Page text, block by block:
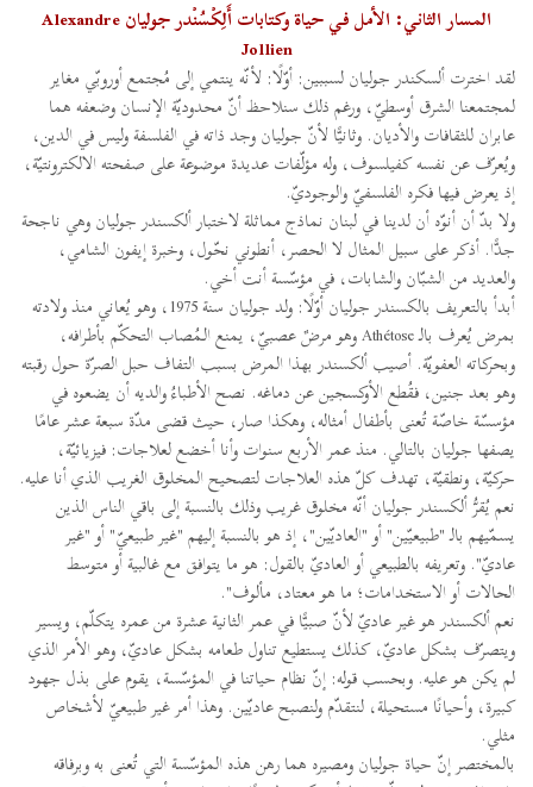
المسار الثاني: الأمل في حياة وكتابات أَلِكْسُنْدر جوليان Alexandre
Jollien
لقد اخترت ألسكندر جوليان لسببين: أوّلًا: لأنّه ينتمي إلى مُجتمع أوروبّي مغاير
لمجتمعنا الشرق أوسطيّ، ورغم ذلك سنلاحظ أنّ محدوديّة الإنسان وضعفه هما
عابران للثقافات والأديان. وثانيًّا لأنّ جوليان وجد ذاته في الفلسفة وليس في الدين،
ويُعرّف عن نفسه كفيلسوف، وله مؤلّفات عديدة موضوعة على صفحته الالكترونتيّة،
إذ يعرض فيها فكره الفلسفيّ والوجوديّ.
ولا بدّ أن أنوّه أن لدينا في لبنان نماذج مماثلة لاختبار ألكسندر جوليان وهي ناجحة
جدًّا. أذكر على سبيل المثال لا الحصر، أنطوني نحّول، وخبرة إيفون الشامي،
والعديد من الشبّان والشابات، في مؤسّسة أنت أخي.
أبدأ بالتعريف بالكسندر جوليان أوّلًا: ولد جوليان سنة 1975، وهو يُعاني منذ ولادته
بمرض يُعرف بالـ Athétose وهو مرضٌ عصبيّ، يمنع الـمُصاب التحكّم بأطرافه،
وبحركاته العفويّة. أصيب ألكسندر بهذا المرض بسبب التفاف حبل الصرّة حول رقبته
وهو بعد جنين، فقُطع الأوكسجين عن دماغه. نصح الأطباءُ والديه أن يضعوه في
مؤسسّة خاصّة تُعنى بأطفال أمثاله، وهكذا صار، حيث قضى مدّة سبعة عشر عامًا
يصفها جوليان بالتالي. منذ عمر الأربع سنوات وأنا أخضع لعلاجات: فيزيائيّة،
حركيّة، ونطقيّة، تهدف كلّ هذه العلاجات لتصحيح المخلوق الغريب الذي أنا عليه.
نعم يُقرُّ ألكسندر جوليان أنّه مخلوق غريب وذلك بالنسبة إلى باقي الناس الذين
يسمّيهم بالـ "طبيعيّين" أو "العاديّين"، إذ هو بالنسبة إليهم "غير طبيعيّ" أو "غير
عاديّ". وتعريفه بالطبيعي أو العاديّ بالقول: هو ما يتوافق مع غالبية أو متوسط
الحالات أو الاستخدامات؛ ما هو معتاد، مألوف".
نعم ألكسندر هو غير عاديّ لأنّ صبيًّا في عمر الثانية عشرة من عمره يتكلّم، ويسير
ويتصرّف بشكل عاديّ، كذلك يستطيع تناول طعامه بشكل عاديّ، وهو الأمر الذي
لم يكن هو عليه. وبحسب قوله: إنّ نظام حياتنا في المؤسّسة، يقوم على بذل جهود
كبيرة، وأحيانًا مستحيلة، لنتقدّم ولنصبح عاديّين. وهذا أمر غير طبيعيّ لأشخاص
مثلي.
بالمختصر إنّ حياة جوليان ومصيره هما رهن هذه المؤسّسة التي تُعنى به وبرفاقه